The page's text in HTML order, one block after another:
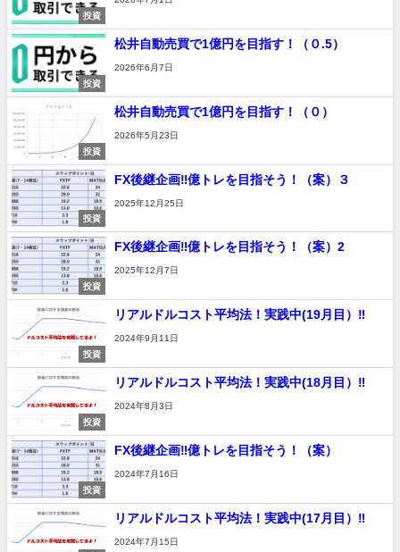
投資
投資
松井自動売買で1億円を目指す！（０.5）
2026年6月7日
投資
松井自動売買で1億円を目指す！（０）
2026年5月23日
投資
FX後継企画‼億トレを目指そう！（案）３
2025年12月25日
投資
FX後継企画‼億トレを目指そう！（案）2
2025年12月7日
投資
リアルドルコスト平均法！実践中(19月目）‼
2024年9月11日
投資
リアルドルコスト平均法！実践中(18月目）‼
2024年8月3日
投資
FX後継企画‼億トレを目指そう！（案）
2024年7月16日
リアルドルコスト平均法！実践中(17月目）‼
2024年7月15日